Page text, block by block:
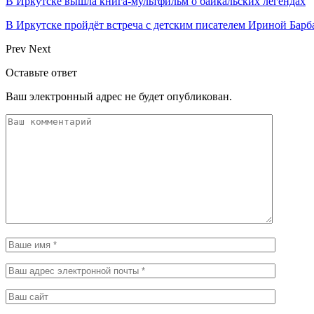
В Иркутске пройдёт встреча с детским писателем Ириной
Prev Next
Оставьте ответ
Ваш электронный адрес не будет опубликован.